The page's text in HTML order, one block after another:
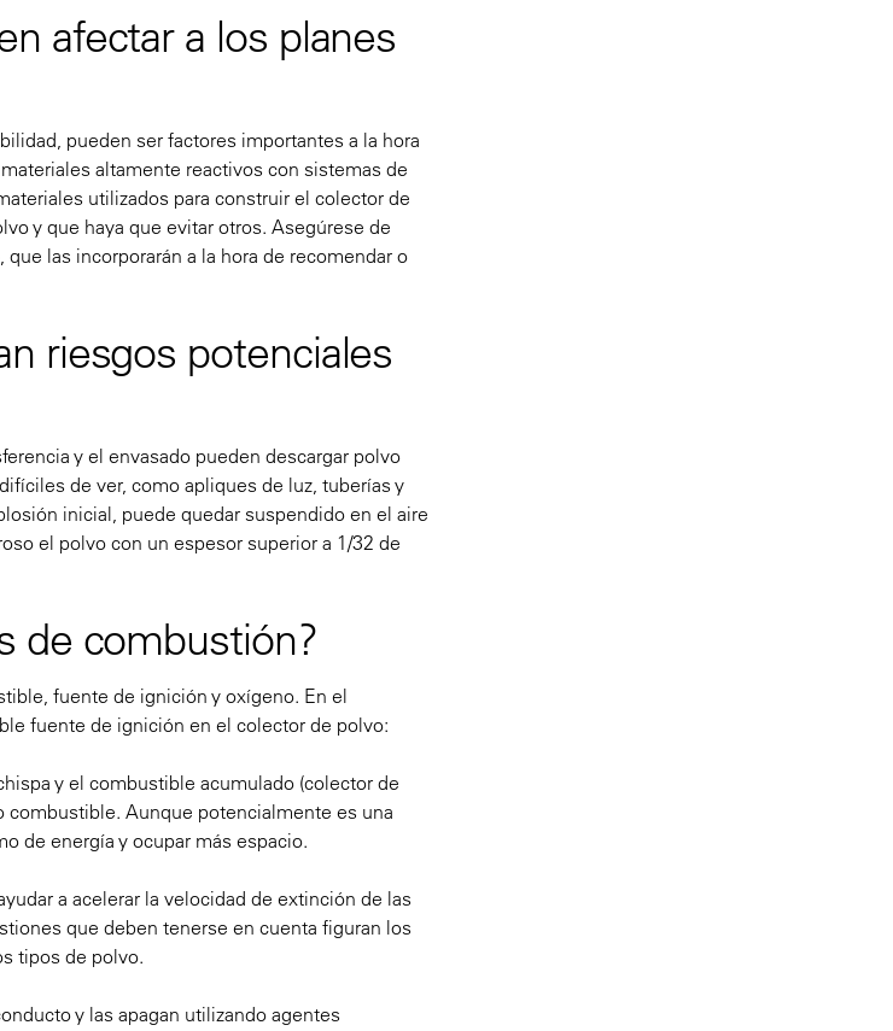
afectar a los planes
pueden ser factores importantes a la hora
altamente reactivos con sistemas de
utilizados para construir el colector de
y que haya que evitar otros. Asegúrese de
las incorporarán a la hora de recomendar o
riesgos potenciales
y el envasado pueden descargar polvo
de ver, como apliques de luz, tuberías y
inicial, puede quedar suspendido en el aire
el polvo con un espesor superior a 1/32 de
de combustión?
fuente de ignición y oxígeno. En el
fuente de ignición en el colector de polvo:
y el combustible acumulado (colector de
combustible. Aunque potencialmente es una
de energía y ocupar más espacio.
a acelerar la velocidad de extinción de las
que deben tenerse en cuenta figuran los
tipos de polvo.
y las apagan utilizando agentes